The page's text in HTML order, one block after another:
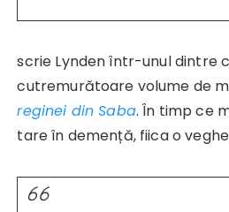
scrie Lynden într-unul dintre
cutremurătoare volume de
reginei din Saba. În timp ce
tare în demență, fiica o